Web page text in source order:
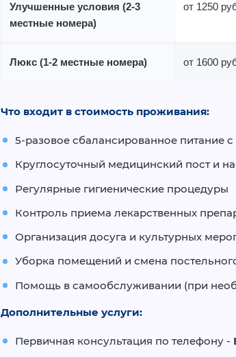
Улучшенные условия (2-3
местные номера)
от 1250
Люкс (1-2 местные номера) от 1600
Что входит в стоимость проживания:
5-разовое сбалансированное питание
Круглосуточный медицинский пост и
Регулярные гигиенические процедуры
Контроль приема лекарственных
Организация досуга и культурных
Уборка помещений и смена
Помощь в самообслуживании (при
Дополнительные услуги:
Первичная консультация по телефону -